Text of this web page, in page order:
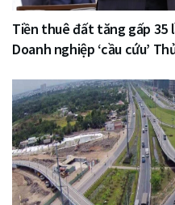
Tiền thuê đất tăng gấp 35
Doanh nghiệp ‘cầu cứu’